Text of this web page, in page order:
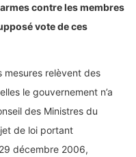
contre les membres
vote de ces
mesures relèvent des
le gouvernement n’a
des Ministres du
de loi portant
décembre 2006,